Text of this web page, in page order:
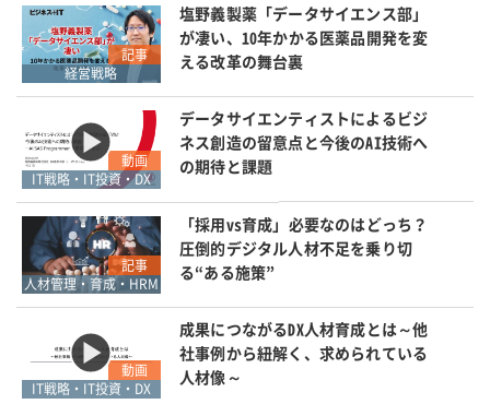
記事
経営戦略
塩野義製薬「データサイエンス部」
が凄い、10年かかる医薬品開発を変
える改革の舞台裏
動画
IT戦略・IT投資・DX
データサイエンティストによるビジ
ネス創造の留意点と今後のAI技術へ
の期待と課題
記事
人材管理・育成・HRM
「採用vs育成」必要なのはどっち？
圧倒的デジタル人材不足を乗り切
る“ある施策”
動画
IT戦略・IT投資・DX
成果につながるDX人材育成とは～他
社事例から紐解く、求められている
人材像～